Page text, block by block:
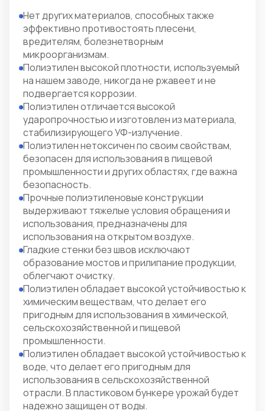
Нет других материалов, способных также
эффективно противостоять плесени,
вредителям, болезнетворным
микроорганизмам.
Полиэтилен высокой плотности, используемый
на нашем заводе, никогда не ржавеет и не
подвергается коррозии.
Полиэтилен отличается высокой
ударопрочностью и изготовлен из материала,
стабилизирующего УФ-излучение.
Полиэтилен нетоксичен по своим свойствам,
безопасен для использования в пищевой
промышленности и других областях, где важна
безопасность.
Прочные полиэтиленовые конструкции
выдерживают тяжелые условия обращения и
использования, предназначены для
использования на открытом воздухе.
Гладкие стенки без швов исключают
образование мостов и прилипание продукции,
облегчают очистку.
Полиэтилен обладает высокой устойчивостью к
химическим веществам, что делает его
пригодным для использования в химической,
сельскохозяйственной и пищевой
промышленности.
Полиэтилен обладает высокой устойчивостью к
воде, что делает его пригодным для
использования в сельскохозяйственной
отрасли. В пластиковом бункере урожай будет
надежно защищен от воды.